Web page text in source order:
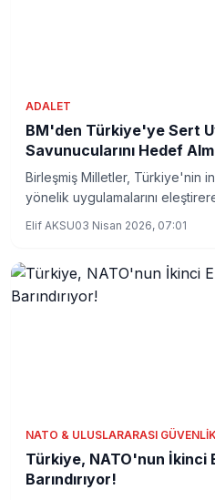
ADALET
BM'den Türkiye'ye Sert
Savunucularını Hedef
Birleşmiş Milletler, Türkiye'nin
yönelik uygulamalarını
Elif AKSU03 Nisan 2026, 07:01
NATO & ULUSLARARASI GÜVENLIK
Türkiye, NATO'nun İkinci
Barındırıyor!